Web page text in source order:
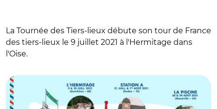
La Tournée des Tiers-lieux débute son tour de France
des tiers-lieux le 9 juillet 2021 à l'Hermitage dans
l'Oise.